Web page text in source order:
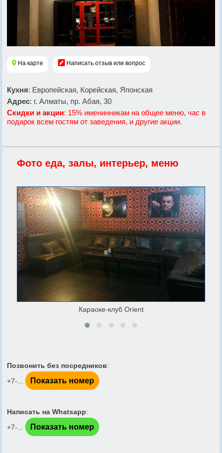
На карте Написать отзыв или вопрос
Кухня: Европейская, Корейская, Японская
Адрес: г. Алматы, пр. Абая, 30
Скидки и акции: 15% именинникам на общее меню, час в
подарок всем гостям от заведения, и другие акции.
Фото еда, залы, интерьер, меню
Караоке-клуб Orient
Позвонить без посредников:
+7-...
Показать номер
Написать на Whatsapp:
+7-...
Показать номер